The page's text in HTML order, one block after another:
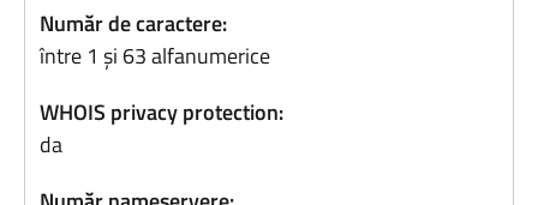
Număr de caractere:
între 1 și 63 alfanumerice
WHOIS privacy protection:
da